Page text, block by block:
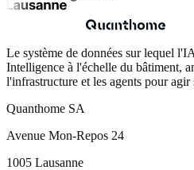
Le système de données sur lequel
Intelligence à l'échelle du bâtiment,
l'infrastructure et les agents pour agir
Quanthome SA
Avenue Mon-Repos 24
1005 Lausanne